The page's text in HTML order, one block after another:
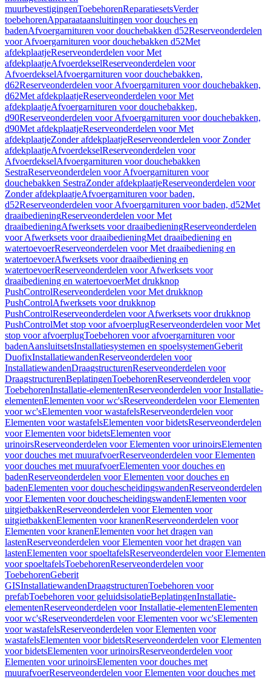
muurbevestigingenToebehorenReparatiesetsVerder
toebehorenApparaataansluitingen voor douches en
badenAfvoergarnituren voor douchebakken d52Reserveonderdelen
voor Afvoergarnituren voor douchebakken d52Met
afdekplaatjeReserveonderdelen voor Met
afdekplaatjeAfvoerdekselReserveonderdelen voor
AfvoerdekselAfvoergarnituren voor douchebakken,
d62Reserveonderdelen voor Afvoergarnituren voor douchebakken,
d62Met afdekplaatjeReserveonderdelen voor Met
afdekplaatjeAfvoergarnituren voor douchebakken,
d90Reserveonderdelen voor Afvoergarnituren voor douchebakken,
d90Met afdekplaatjeReserveonderdelen voor Met
afdekplaatjeZonder afdekplaatjeReserveonderdelen voor Zonder
afdekplaatjeAfvoerdekselReserveonderdelen voor
AfvoerdekselAfvoergarnituren voor douchebakken
SestraReserveonderdelen voor Afvoergarnituren voor
douchebakken SestraZonder afdekplaatjeReserveonderdelen voor
Zonder afdekplaatjeAfvoergarnituren voor baden,
d52Reserveonderdelen voor Afvoergarnituren voor baden, d52Met
draaibedieningReserveonderdelen voor Met
draaibedieningAfwerksets voor draaibedieningReserveonderdelen
voor Afwerksets voor draaibedieningMet draaibediening en
watertoevoerReserveonderdelen voor Met draaibediening en
watertoevoerAfwerksets voor draaibediening en
watertoevoerReserveonderdelen voor Afwerksets voor
draaibediening en watertoevoerMet drukknop
PushControlReserveonderdelen voor Met drukknop
PushControlAfwerksets voor drukknop
PushControlReserveonderdelen voor Afwerksets voor drukknop
PushControlMet stop voor afvoerplugReserveonderdelen voor Met
stop voor afvoerplugToebehoren voor afvoergarnituren voor
badenAansluitsetsInstallatiesystemen en spoelsystemenGeberit
DuofixInstallatiewandenReserveonderdelen voor
InstallatiewandenDraagstructurenReserveonderdelen voor
DraagstructurenBeplatingenToebehorenReserveonderdelen voor
ToebehorenInstallatie-elementenReserveonderdelen voor Installatie-
elementenElementen voor wc'sReserveonderdelen voor Elementen
voor wc'sElementen voor wastafelsReserveonderdelen voor
Elementen voor wastafelsElementen voor bidetsReserveonderdelen
voor Elementen voor bidetsElementen voor
urinoirsReserveonderdelen voor Elementen voor urinoirsElementen
voor douches met muurafvoerReserveonderdelen voor Elementen
voor douches met muurafvoerElementen voor douches en
badenReserveonderdelen voor Elementen voor douches en
badenElementen voor douchescheidingswandenReserveonderdelen
voor Elementen voor douchescheidingswandenElementen voor
uitgietbakkenReserveonderdelen voor Elementen voor
uitgietbakkenElementen voor kranenReserveonderdelen voor
Elementen voor kranenElementen voor het dragen van
lastenReserveonderdelen voor Elementen voor het dragen van
lastenElementen voor spoeltafelsReserveonderdelen voor Elementen
voor spoeltafelsToebehorenReserveonderdelen voor
ToebehorenGeberit
GISInstallatiewandenDraagstructurenToebehoren voor
prefabToebehoren voor geluidsisolatieBeplatingenInstallatie-
elementenReserveonderdelen voor Installatie-elementenElementen
voor wc'sReserveonderdelen voor Elementen voor wc'sElementen
voor wastafelsReserveonderdelen voor Elementen voor
wastafelsElementen voor bidetsReserveonderdelen voor Elementen
voor bidetsElementen voor urinoirsReserveonderdelen voor
Elementen voor urinoirsElementen voor douches met
muurafvoerReserveonderdelen voor Elementen voor douches met